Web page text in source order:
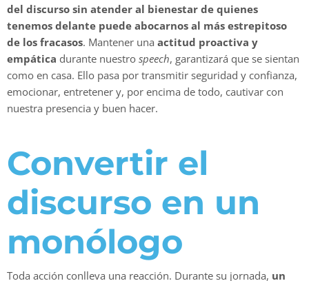
del discurso sin atender al bienestar de quienes
tenemos delante puede abocarnos al más estrepitoso
de los fracasos. Mantener una actitud proactiva y
empática durante nuestro speech, garantizará que se sientan
como en casa. Ello pasa por transmitir seguridad y confianza,
emocionar, entretener y, por encima de todo, cautivar con
nuestra presencia y buen hacer.
Convertir el
discurso en un
monólogo
Toda acción conlleva una reacción. Durante su jornada, un